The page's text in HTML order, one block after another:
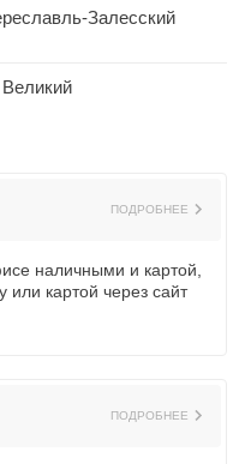
Залесский
Великий
ПОДРОБНЕЕ
наличными и картой,
или картой через сайт
ПОДРОБНЕЕ